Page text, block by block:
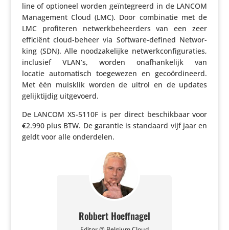
line of optioneel worden geïn­te­greerd in de LANCOM
Mana­ge­ment Cloud (LMC). Door combi­natie met de
LMC profi­teren netwerk­be­heer­ders van een zeer
efficiënt cloud-beheer via Software-defined Networ­
king (SDN). Alle nood­za­ke­lijke netwerk­con­fi­gu­ra­ties,
inclusief VLAN’s, worden onaf­han­ke­lijk van
locatie auto­ma­tisch toege­wezen en geco­ör­di­neerd.
Met één muisklik worden de uitrol en de updates
gelijk­tijdig uitgevoerd.
De LANCOM XS-5110F is per direct beschik­baar voor
€2.990 plus BTW. De garantie is standaard vijf jaar en
geldt voor alle onderdelen.
Robbert Hoeffnagel